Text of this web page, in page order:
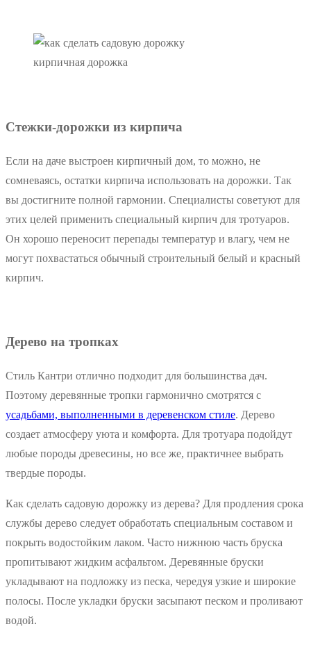
кирпичная дорожка
Стежки-дорожки из кирпича
Если на даче выстроен кирпичный дом, то можно, не
сомневаясь, остатки кирпича использовать на дорожки. Так
вы достигните полной гармонии. Специалисты советуют для
этих целей применить специальный кирпич для тротуаров.
Он хорошо переносит перепады температур и влагу, чем не
могут похвастаться обычный строительный белый и красный
кирпич.
Дерево на тропках
Стиль Кантри отлично подходит для большинства дач.
Поэтому деревянные тропки гармонично смотрятся с
усадьбами, выполненными в деревенском стиле. Дерево
создает атмосферу уюта и комфорта. Для тротуара подойдут
любые породы древесины, но все же, практичнее выбрать
твердые породы.
Как сделать садовую дорожку из дерева? Для продления срока
службы дерево следует обработать специальным составом и
покрыть водостойким лаком. Часто нижнюю часть бруска
пропитывают жидким асфальтом. Деревянные бруски
укладывают на подложку из песка, чередуя узкие и широкие
полосы. После укладки бруски засыпают песком и проливают
водой.